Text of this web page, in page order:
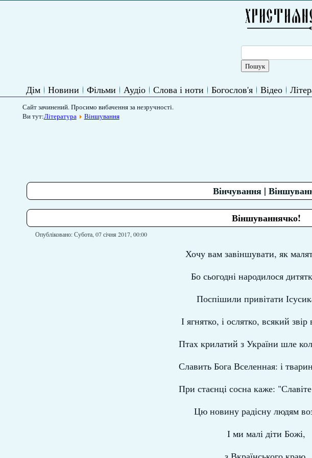
Дім Новини Фільми Аудіо Слова і ноти Богослов'я Відео
Сайт зачинений. Просимо вибачення за незручності.
Ви тут:Література Віншування
Вінчування |
Віншуваннячко!
Опубліковано: Субота, 07 січня 2017, 00:00
Хочу вам завіншувати, як
Бо сьогодні народилося
Поспішили привітати
І ягнятко, і ослятко, всякий
Птах крилатий з України шле
Славить Бога Вселенная: і
При стаєнці сосна каже:
Цю новину радісну людям
І ми малі діти Божі,